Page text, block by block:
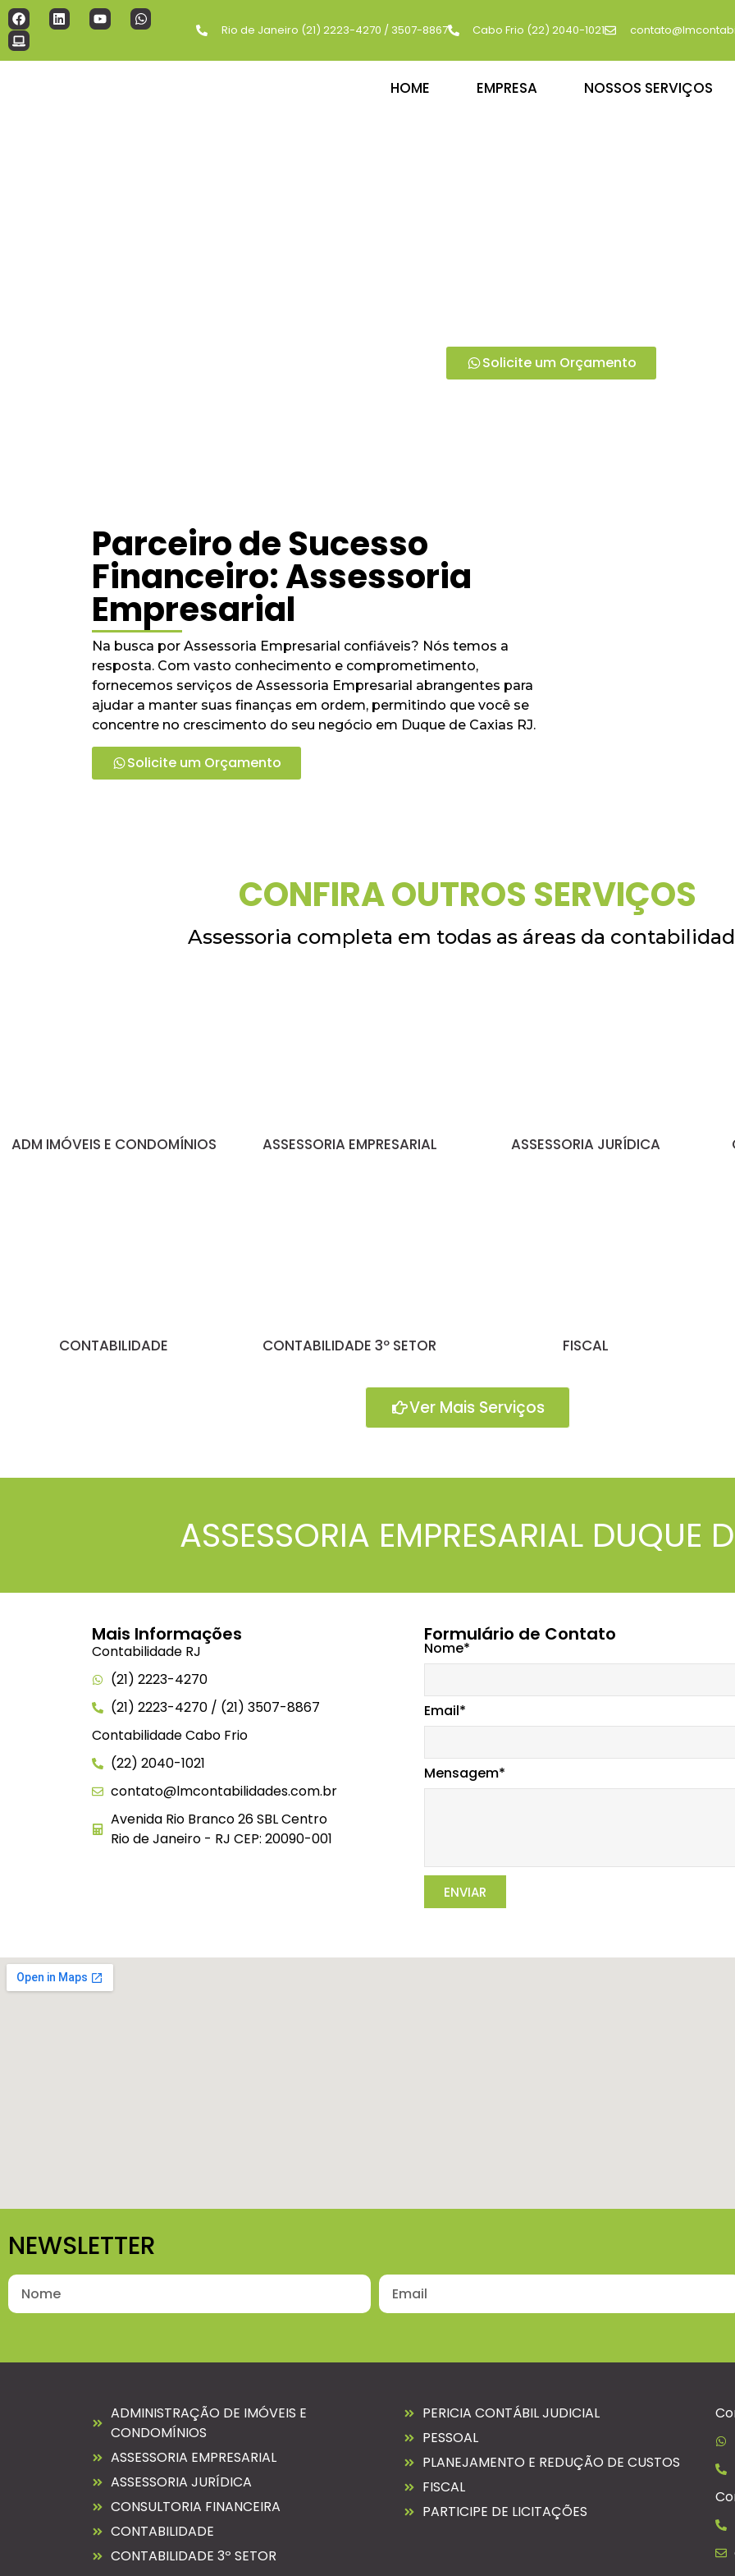
Rio de Janeiro (21) 2223-4270 / 3507-8867 Cabo Frio (22) 2040-1021
HOME EMPRESA NOSSOS SERVIÇOS
Solicite um Orçamento
Parceiro de Sucesso
Financeiro: Assessoria
Empresarial
Na busca por Assessoria Empresarial confiáveis? Nós temos a
resposta. Com vasto conhecimento e comprometimento,
fornecemos serviços de Assessoria Empresarial abrangentes para
ajudar a manter suas finanças em ordem, permitindo que você se
concentre no crescimento do seu negócio em Duque de Caxias RJ.
Solicite um Orçamento
CONFIRA OUTROS SERVIÇOS
Assessoria completa em todas as áreas da
ADM IMÓVEIS E CONDOMÍNIOS ASSESSORIA EMPRESARIAL ASSESSORIA JURÍDICA
CONTABILIDADE CONTABILIDADE 3º SETOR FISCAL
Ver Mais Serviços
ASSESSORIA EMPRESARIAL DUQUE
Mais Informações
Contabilidade RJ
(21) 2223-4270
(21) 2223-4270 / (21) 3507-8867
Contabilidade Cabo Frio
(22) 2040-1021
contato@lmcontabilidades.com.br
Avenida Rio Branco 26 SBL Centro
Rio de Janeiro - RJ CEP: 20090-001
Formulário de Contato
Nome*
Email*
Mensagem*
ENVIAR
NEWSLETTER
ADMINISTRAÇÃO DE IMÓVEIS E
CONDOMÍNIOS
ASSESSORIA EMPRESARIAL
ASSESSORIA JURÍDICA
CONSULTORIA FINANCEIRA
CONTABILIDADE
CONTABILIDADE 3º SETOR
PERICIA CONTÁBIL JUDICIAL
PESSOAL
PLANEJAMENTO E REDUÇÃO DE CUSTOS
FISCAL
PARTICIPE DE LICITAÇÕES